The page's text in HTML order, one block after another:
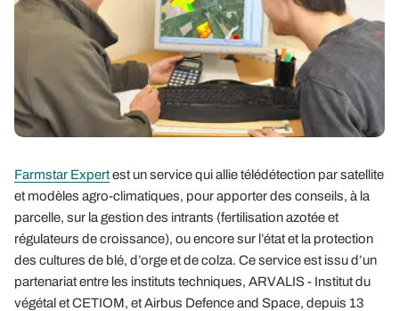
Farmstar Expertest un service qui allie télédétection par satellite
et modèles agro-climatiques, pour apporter des conseils, à la
parcelle, sur la gestion des intrants (fertilisation azotée et
régulateurs de croissance), ou encore sur l’état et la protection
des cultures de blé, d’orge et de colza. Ce service est issu d’un
partenariat entre les instituts techniques, ARVALIS - Institut du
végétal et CETIOM, et Airbus Defence and Space, depuis 13